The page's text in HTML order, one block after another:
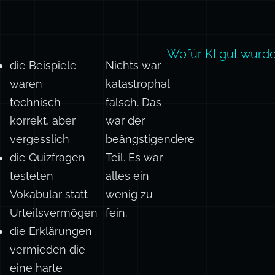
die Beispiele
waren
technisch
korrekt, aber
vergesslich
die Quizfragen
testeten
Vokabular statt
Urteilsvermögen
die Erklärungen
vermieden die
eine harte
Nichts war
katastrophal
falsch. Das
war der
beängstigendere
Teil. Es war
alles ein
wenig zu
fein.
Wofür KI gut